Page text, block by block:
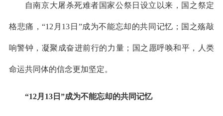
自南京大屠杀死难者国家公祭日设立以来，国之祭定
格悲痛，“12月13日”成为不能忘却的共同记忆；国之殇敲
响警钟，凝聚成奋进前行的力量；国之愿呼唤和平，人类
命运共同体的信念更加坚定。
“12月13日”成为不能忘却的共同记忆